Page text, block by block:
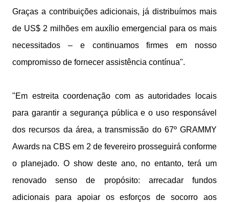
Graças a contribuições adicionais, já distribuímos mais
de US$ 2 milhões em auxílio emergencial para os mais
necessitados – e continuamos firmes em nosso
compromisso de fornecer assistência contínua".
"Em estreita coordenação com as autoridades locais
para garantir a segurança pública e o uso responsável
dos recursos da área, a transmissão do 67º GRAMMY
Awards na CBS em 2 de fevereiro prosseguirá conforme
o planejado. O show deste ano, no entanto, terá um
renovado senso de propósito: arrecadar fundos
adicionais para apoiar os esforços de socorro aos